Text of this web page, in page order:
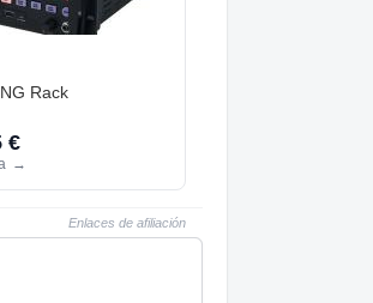
Rack
€
→
Enlaces de afiliación